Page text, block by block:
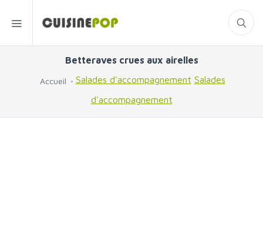
Betteraves crues aux airelles
Accueil Salades d'accompagnement Salades
d'accompagnement